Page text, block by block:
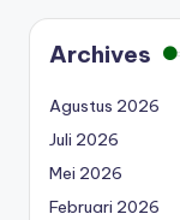
Archives
Agustus 2026
Juli 2026
Mei 2026
Februari 2026